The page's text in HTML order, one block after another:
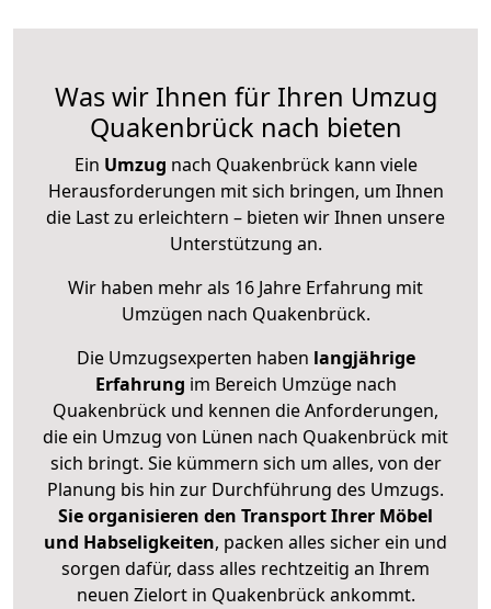
Was wir Ihnen für Ihren Umzug
Quakenbrück nach bieten
Ein Umzug nach Quakenbrück kann viele
Herausforderungen mit sich bringen, um Ihnen
die Last zu erleichtern – bieten wir Ihnen unsere
Unterstützung an.
Wir haben mehr als 16 Jahre Erfahrung mit
Umzügen nach Quakenbrück.
Die Umzugsexperten haben langjährige
Erfahrung im Bereich Umzüge nach
Quakenbrück und kennen die Anforderungen,
die ein Umzug von Lünen nach Quakenbrück mit
sich bringt. Sie kümmern sich um alles, von der
Planung bis hin zur Durchführung des Umzugs.
Sie organisieren den Transport Ihrer Möbel
und Habseligkeiten, packen alles sicher ein und
sorgen dafür, dass alles rechtzeitig an Ihrem
neuen Zielort in Quakenbrück ankommt.